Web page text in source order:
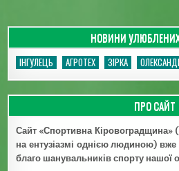
НОВИНИ
ІНГУЛЕЦЬ АГРОТЕХ ЗІРКА
ПРО САЙТ
Сайт «Спортивна Кіровоградщина»
на ентузіазмі однією людиною)
благо шанувальників спорту нашої